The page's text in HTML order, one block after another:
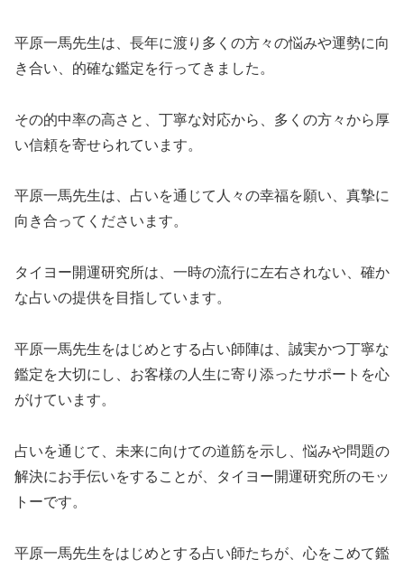
平原一馬先生は、長年に渡り多くの方々の悩みや運勢に向
き合い、的確な鑑定を行ってきました。
その的中率の高さと、丁寧な対応から、多くの方々から厚
い信頼を寄せられています。
平原一馬先生は、占いを通じて人々の幸福を願い、真摯に
向き合ってくださいます。
タイヨー開運研究所は、一時の流行に左右されない、確か
な占いの提供を目指しています。
平原一馬先生をはじめとする占い師陣は、誠実かつ丁寧な
鑑定を大切にし、お客様の人生に寄り添ったサポートを心
がけています。
占いを通じて、未来に向けての道筋を示し、悩みや問題の
解決にお手伝いをすることが、タイヨー開運研究所のモッ
トーです。
平原一馬先生をはじめとする占い師たちが、心をこめて鑑